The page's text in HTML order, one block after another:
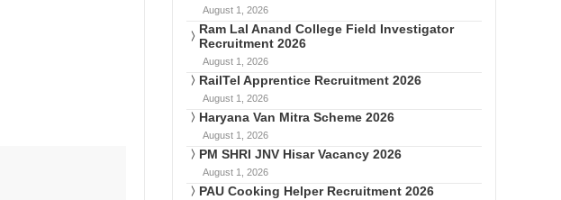
August 1, 2026
Ram Lal Anand College Field Investigator
Recruitment 2026
August 1, 2026
RailTel Apprentice Recruitment 2026
August 1, 2026
Haryana Van Mitra Scheme 2026
August 1, 2026
PM SHRI JNV Hisar Vacancy 2026
August 1, 2026
PAU Cooking Helper Recruitment 2026